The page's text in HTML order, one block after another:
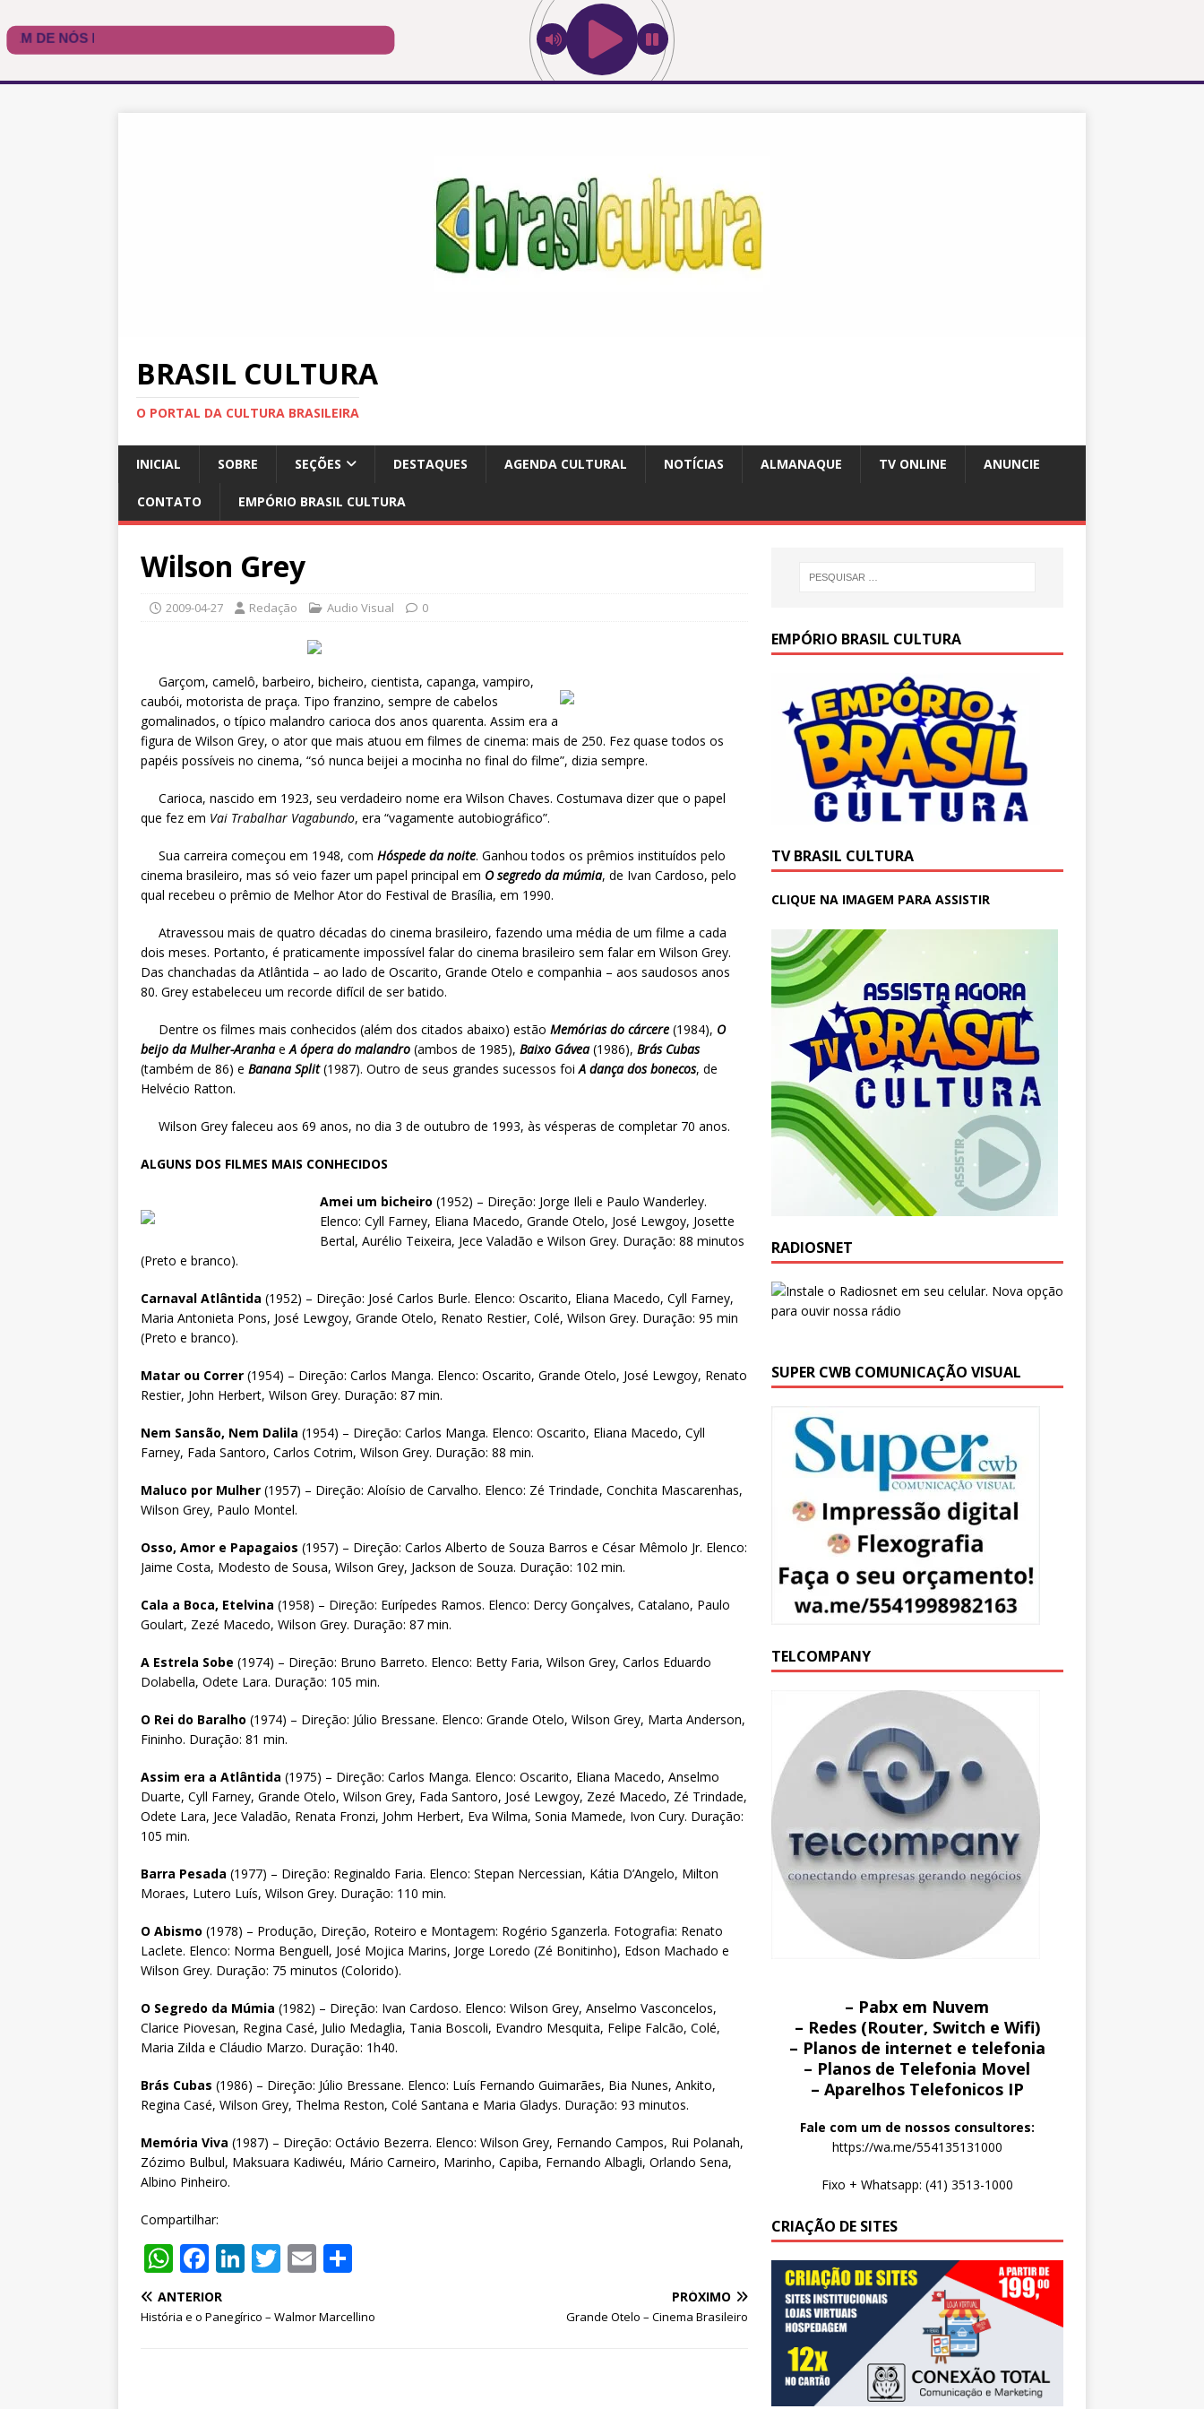
BRASIL CULTURA
O PORTAL DA CULTURA BRASILEIRA
INICIAL SOBRE SEÇÕES DESTAQUES AGENDA CULTURAL NOTÍCIAS ALMANAQUE TV ONLINE ANUNCIE
CONTATO EMPÓRIO BRASIL CULTURA
Wilson Grey
2009-04-27 Redação Audio Visual 0
Garçom, camelô, barbeiro, bicheiro, cientista, capanga, vampiro,
caubói, motorista de praça. Tipo franzino, sempre de cabelos
gomalinados, o típico malandro carioca dos anos quarenta. Assim era a
figura de Wilson Grey, o ator que mais atuou em filmes de cinema: mais de 250. Fez quase todos os
papéis possíveis no cinema, “só nunca beijei a mocinha no final do filme”, dizia sempre.
Carioca, nascido em 1923, seu verdadeiro nome era Wilson Chaves. Costumava dizer que o papel
que fez em Vai Trabalhar Vagabundo, era “vagamente autobiográfico”.
Sua carreira começou em 1948, com Hóspede da noite. Ganhou todos os prêmios instituídos pelo
cinema brasileiro, mas só veio fazer um papel principal em O segredo da múmia, de Ivan Cardoso, pelo
qual recebeu o prêmio de Melhor Ator do Festival de Brasília, em 1990.
Atravessou mais de quatro décadas do cinema brasileiro, fazendo uma média de um filme a cada
dois meses. Portanto, é praticamente impossível falar do cinema brasileiro sem falar em Wilson Grey.
Das chanchadas da Atlântida – ao lado de Oscarito, Grande Otelo e companhia – aos saudosos anos
80. Grey estabeleceu um recorde difícil de ser batido.
Dentre os filmes mais conhecidos (além dos citados abaixo) estão Memórias do cárcere (1984), O
beijo da Mulher-AranhaeA ópera do malandro (ambos de 1985), Baixo Gávea(1986), Brás Cubas
(também de 86) e Banana Split(1987). Outro de seus grandes sucessos foiA dança dos bonecos, de
Helvécio Ratton.
Wilson Grey faleceu aos 69 anos, no dia 3 de outubro de 1993, às vésperas de completar 70 anos.
ALGUNS DOS FILMES MAIS CONHECIDOS
Amei um bicheiro (1952) – Direção: Jorge Ileli e Paulo Wanderley.
Elenco: Cyll Farney, Eliana Macedo, Grande Otelo, José Lewgoy, Josette
Bertal, Aurélio Teixeira, Jece Valadão e Wilson Grey. Duração: 88 minutos
(Preto e branco).
Carnaval Atlântida (1952) – Direção: José Carlos Burle. Elenco: Oscarito, Eliana Macedo, Cyll Farney,
Maria Antonieta Pons, José Lewgoy, Grande Otelo, Renato Restier, Colé, Wilson Grey. Duração: 95 min
(Preto e branco).
Matar ou Correr (1954) – Direção: Carlos Manga. Elenco: Oscarito, Grande Otelo, José Lewgoy, Renato
Restier, John Herbert, Wilson Grey. Duração: 87 min.
Nem Sansão, Nem Dalila (1954) – Direção: Carlos Manga. Elenco: Oscarito, Eliana Macedo, Cyll
Farney, Fada Santoro, Carlos Cotrim, Wilson Grey. Duração: 88 min.
Maluco por Mulher (1957) – Direção: Aloísio de Carvalho. Elenco: Zé Trindade, Conchita Mascarenhas,
Wilson Grey, Paulo Montel.
Osso, Amor e Papagaios (1957) – Direção: Carlos Alberto de Souza Barros e César Mêmolo Jr. Elenco:
Jaime Costa, Modesto de Sousa, Wilson Grey, Jackson de Souza. Duração: 102 min.
Cala a Boca, Etelvina (1958) – Direção: Eurípedes Ramos. Elenco: Dercy Gonçalves, Catalano, Paulo
Goulart, Zezé Macedo, Wilson Grey. Duração: 87 min.
A Estrela Sobe (1974) – Direção: Bruno Barreto. Elenco: Betty Faria, Wilson Grey, Carlos Eduardo
Dolabella, Odete Lara. Duração: 105 min.
O Rei do Baralho (1974) – Direção: Júlio Bressane. Elenco: Grande Otelo, Wilson Grey, Marta Anderson,
Fininho. Duração: 81 min.
Assim era a Atlântida (1975) – Direção: Carlos Manga. Elenco: Oscarito, Eliana Macedo, Anselmo
Duarte, Cyll Farney, Grande Otelo, Wilson Grey, Fada Santoro, José Lewgoy, Zezé Macedo, Zé Trindade,
Odete Lara, Jece Valadão, Renata Fronzi, Johm Herbert, Eva Wilma, Sonia Mamede, Ivon Cury. Duração:
105 min.
Barra Pesada (1977) – Direção: Reginaldo Faria. Elenco: Stepan Nercessian, Kátia D’Angelo, Milton
Moraes, Lutero Luís, Wilson Grey. Duração: 110 min.
O Abismo (1978) – Produção, Direção, Roteiro e Montagem: Rogério Sganzerla. Fotografia: Renato
Laclete. Elenco: Norma Benguell, José Mojica Marins, Jorge Loredo (Zé Bonitinho), Edson Machado e
Wilson Grey. Duração: 75 minutos (Colorido).
O Segredo da Múmia (1982) – Direção: Ivan Cardoso. Elenco: Wilson Grey, Anselmo Vasconcelos,
Clarice Piovesan, Regina Casé, Julio Medaglia, Tania Boscoli, Evandro Mesquita, Felipe Falcão, Colé,
Maria Zilda e Cláudio Marzo. Duração: 1h40.
Brás Cubas (1986) – Direção: Júlio Bressane. Elenco: Luís Fernando Guimarães, Bia Nunes, Ankito,
Regina Casé, Wilson Grey, Thelma Reston, Colé Santana e Maria Gladys. Duração: 93 minutos.
Memória Viva (1987) – Direção: Octávio Bezerra. Elenco: Wilson Grey, Fernando Campos, Rui Polanah,
Zózimo Bulbul, Maksuara Kadiwéu, Mário Carneiro, Marinho, Capiba, Fernando Albagli, Orlando Sena,
Albino Pinheiro.
Compartilhar:
W
h
at
F
a
c
Li
k
T
it
E
ai ar
ANTERIOR
História e o Panegírico – Walmor Marcellino
PRÓXIMO
Grande Otelo – Cinema Brasileiro
EMPÓRIO BRASIL CULTURA
TV BRASIL CULTURA
CLIQUE NA IMAGEM PARA ASSISTIR
RADIOSNET
SUPER CWB COMUNICAÇÃO VISUAL
TELCOMPANY
– Pabx em Nuvem
– Redes (Router, Switch e Wifi)
– Planos de internet e telefonia
– Planos de Telefonia Movel
– Aparelhos Telefonicos IP
Fale com um de nossos consultores:
https://wa.me/554135131000
Fixo + Whatsapp: (41) 3513-1000
CRIAÇÃO DE SITES